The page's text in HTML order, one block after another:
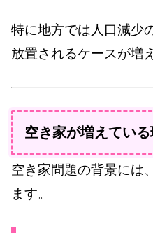
特に地方では人口減少
放置されるケースが増
空き家が増えている
空き家問題の背景には
ます。